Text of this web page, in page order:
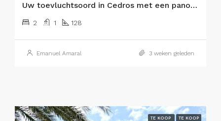
Uw toevluchtsoord in Cedros met een panoramisch uitzicht op de Atlantische Oceaan en de eilanden São Jorge en Graciosa!
2 1 128
Emanuel Amaral 3 weken geleden
TE KOOP TE KOOP